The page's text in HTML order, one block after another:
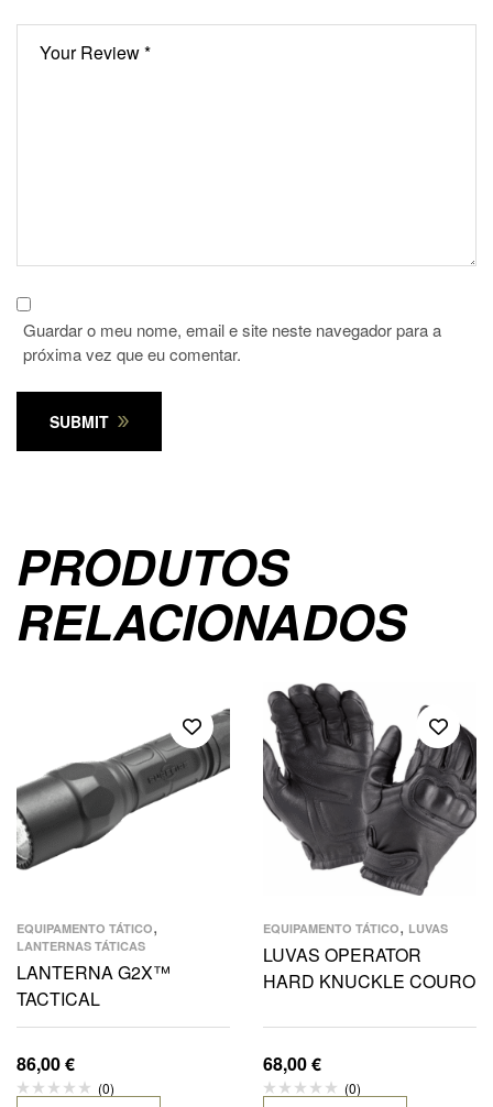
Guardar o meu nome, email e site neste navegador para a
próxima vez que eu comentar.
SUBMIT
PRODUTOS
RELACIONADOS
EQUIPAMENTO TÁTICO,
LANTERNAS TÁTICAS
LANTERNA G2X™
TACTICAL
86,00€
(0)
EQUIPAMENTO TÁTICO, LUVAS
LUVAS OPERATOR
HARD KNUCKLE COURO
68,00€
(0)